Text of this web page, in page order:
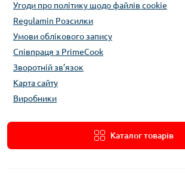
Угоди про політику щодо файлів cookie
Regulamin Розсилки
Умови облікового запису
Співпраця з PrimeCook
Зворотній зв’язок
Карта сайту
Виробники
Каталог товарів